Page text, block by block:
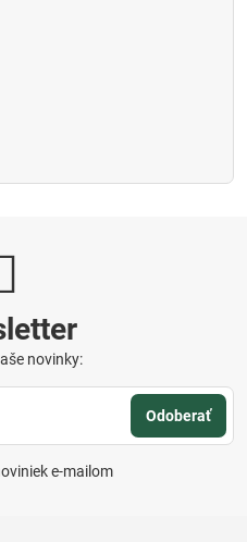
novinky:
Odoberať
e-mailom